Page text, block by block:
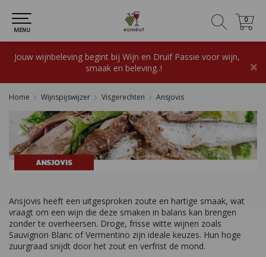
0
0
MENU
Jouw wijnbeleving begint bij Wijn en Druif Passie voor wijn,
smaak en beleving..!
×
Home Wijnspijswijzer Visgerechten Ansjovis
Ansjovis heeft een uitgesproken zoute en hartige smaak, wat
vraagt om een wijn die deze smaken in balans kan brengen
zonder te overheersen. Droge, frisse witte wijnen zoals
Sauvignon Blanc of Vermentino zijn ideale keuzes. Hun hoge
zuurgraad snijdt door het zout en verfrist de mond.